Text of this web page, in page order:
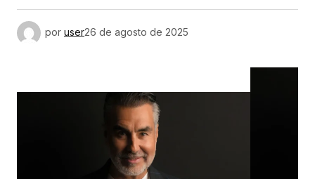
por user26 de agosto de 2025